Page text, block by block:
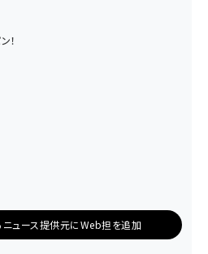
！
ニュース提供元にWeb担を追加